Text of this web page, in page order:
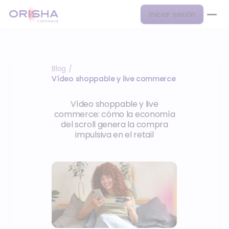
Iniciar sesión
Blog /
Vídeo shoppable y live commerce
Vídeo shoppable y live
commerce: cómo la economía
del scroll genera la compra
impulsiva en el retail